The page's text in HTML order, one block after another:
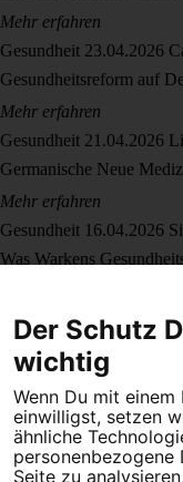
Mehr erfahren
Gesundheit 23.04.2026
Gesundheitsreform auf
Mehr erfahren
Gesundheit 21.04.2026
Germanische Neue
Mehr erfahren
Gesundheit 16.04.2026
Was Warkens
Gesundheit 30.03.2026
Montagslächeln:
Mehr erfahren
Der Schutz
wichtig
Wenn Du mit einem
einwilligst, setzen
ähnliche
personenbezogene
Seite zu